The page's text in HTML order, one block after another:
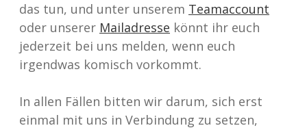
das tun, und unter unserem Teamaccount
oder unserer Mailadresse könnt ihr euch
jederzeit bei uns melden, wenn euch
irgendwas komisch vorkommt.
In allen Fällen bitten wir darum, sich erst
einmal mit uns in Verbindung zu setzen,